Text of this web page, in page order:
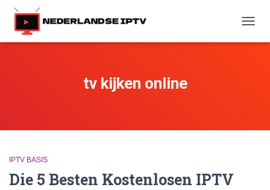
tv kijken online
IPTV BASIS
Die 5 Besten Kostenlosen IPTV